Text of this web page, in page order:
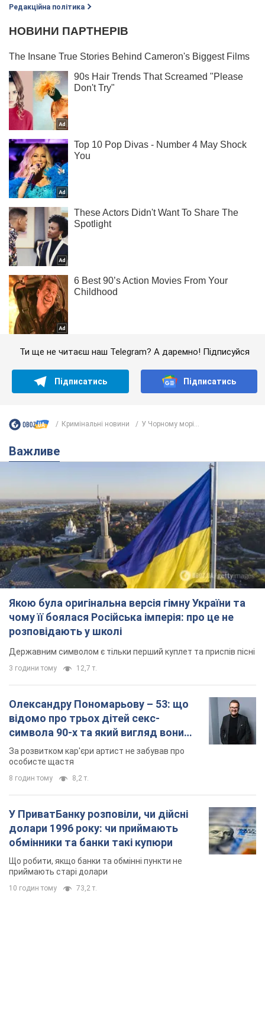
Редакційна політика
Ти ще не читаєш наш Telegram? А даремно! Підписуйся
Підписатись Підписатись
Кримінальні новини У Чорному морі...
Важливе
Якою була оригінальна версія гімну України та
чому її боялася Російська імперія: про це не
розповідають у школі
Державним символом є тільки перший куплет та приспів пісні
3 години тому 12,7 т.
Олександру Пономарьову – 53: що
відомо про трьох дітей секс-
символа 90-х та який вигляд вони
мають
За розвитком кар'єри артист не забував про
особисте щастя
8 годин тому 8,2 т.
У ПриватБанку розповіли, чи дійсні
долари 1996 року: чи приймають
обмінники та банки такі купюри
Що робити, якщо банки та обмінні пункти не
приймають старі долари
10 годин тому 73,2 т.